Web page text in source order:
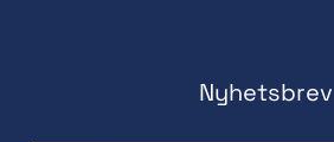
Nyhetsbrev